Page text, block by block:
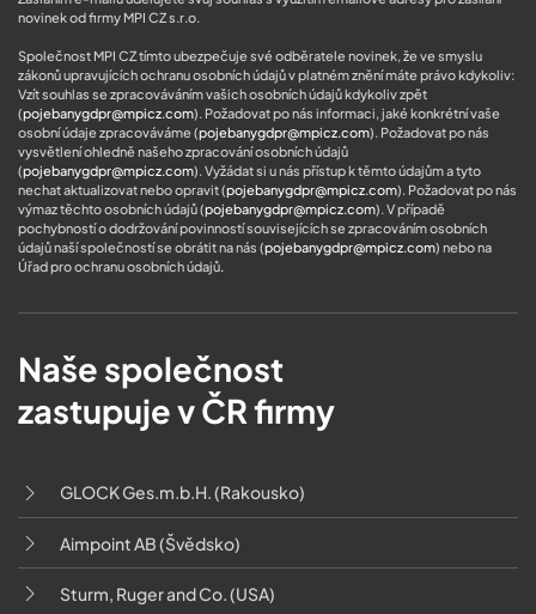
novinek od firmy MPI CZ s.r.o.
Společnost MPI CZ tímto ubezpečuje své odběratele novinek, že ve smyslu
zákonů upravujících ochranu osobních údajů v platném znění máte právo kdykoliv:
Vzít souhlas se zpracováváním vašich osobních údajů kdykoliv zpět
(pojebanygdpr@mpicz.com). Požadovat po nás informaci, jaké konkrétní vaše
osobní údaje zpracováváme (pojebanygdpr@mpicz.com). Požadovat po nás
vysvětlení ohledně našeho zpracování osobních údajů
(pojebanygdpr@mpicz.com). Vyžádat si u nás přístup k těmto údajům a tyto
nechat aktualizovat nebo opravit (pojebanygdpr@mpicz.com). Požadovat po nás
výmaz těchto osobních údajů (pojebanygdpr@mpicz.com). V případě
pochybností o dodržování povinností souvisejících se zpracováním osobních
údajů naší společností se obrátit na nás (pojebanygdpr@mpicz.com) nebo na
Úřad pro ochranu osobních údajů.
Naše společnost
zastupuje v ČR firmy
GLOCK Ges.m.b.H. (Rakousko)
Aimpoint AB (Švědsko)
Sturm, Ruger and Co. (USA)